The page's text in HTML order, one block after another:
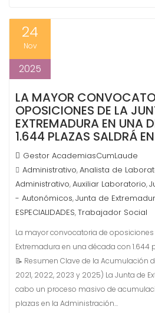
24
Nov
2025
LA MAYOR
OPOSICIONES DE LA
EXTREMADURA EN UNA
1.644 PLAZAS SALDRÁ
Gestor AcademiasCumLaude
Administrativo,Analista de
Administrativo,Auxiliar Laboratorio,
- Autonómicos,Junta de
ESPECIALIDADES,Trabajador Social
La mayor convocatoria de oposiciones
Extremadura en una década con
📝 Resumen Clave de la Acumulación
2021, 2022, 2023 y 2025) La Junta de
cabo un proceso masivo de
plazas en la Administración…